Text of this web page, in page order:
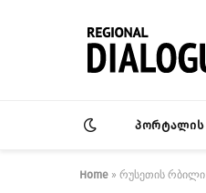
პორტალის
Home » რუსეთის